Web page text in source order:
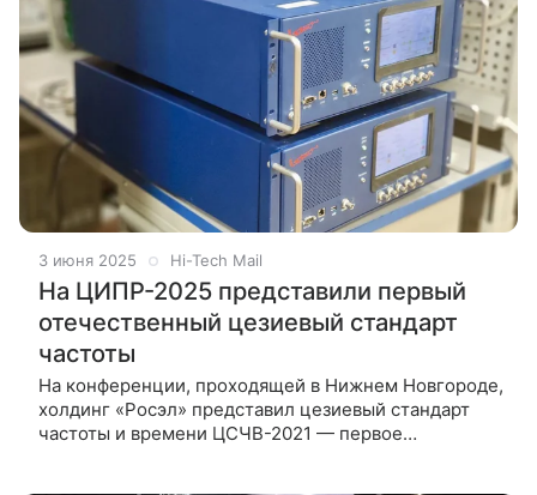
3 июня 2025 Hi-Tech Mail
На ЦИПР-2025 представили первый
отечественный цезиевый стандарт
частоты
На конференции, проходящей в Нижнем Новгороде,
холдинг «Росэл» представил цезиевый стандарт
частоты и времени ЦСЧВ-2021 — первое